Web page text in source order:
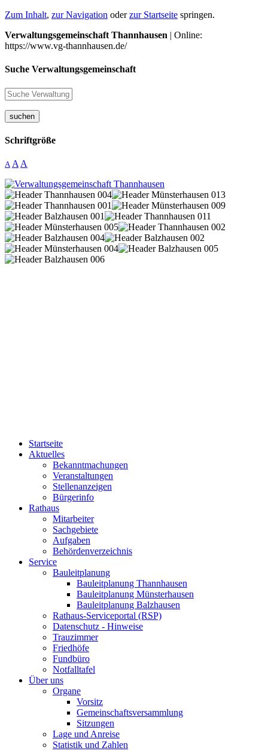
Zum Inhalt, zur Navigation oderzur Startseite springen.
Verwaltungsgemeinschaft Thannhausen | Online:
https://www.vg-thannhausen.de/
Suche Verwaltungsgemeinschaft
suchen
Schriftgröße
A A A
Startseite
Aktuelles
Bekanntmachungen
Veranstaltungen
Stellenanzeigen
Bürgerinfo
Rathaus
Mitarbeiter
Sachgebiete
Aufgaben
Behördenverzeichnis
Service
Bauleitplanung
Bauleitplanung Thannhausen
Bauleitplanung Münsterhausen
Bauleitplanung Balzhausen
Rathaus-Serviceportal (RSP)
Datenschutz - Hinweise
Trauzimmer
Friedhöfe
Fundbüro
Notfalltafel
Über uns
Organe
Vorsitz
Gemeinschaftsversammlung
Sitzungen
Lage und Anreise
Statistik und Zahlen